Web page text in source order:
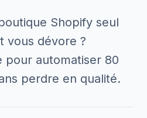
Shopify seul
vous dévore ?
pour automatiser 80
perdre en qualité.